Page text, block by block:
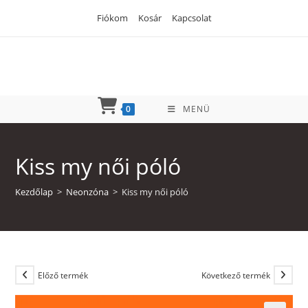
Fiókom Kosár Kapcsolat
0 MENÜ
Kiss my női póló
Kezdőlap > Neonzóna > Kiss my női póló
Előző termék Következő termék